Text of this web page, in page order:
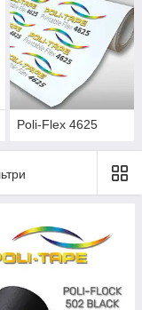
Poli-Flex 4625